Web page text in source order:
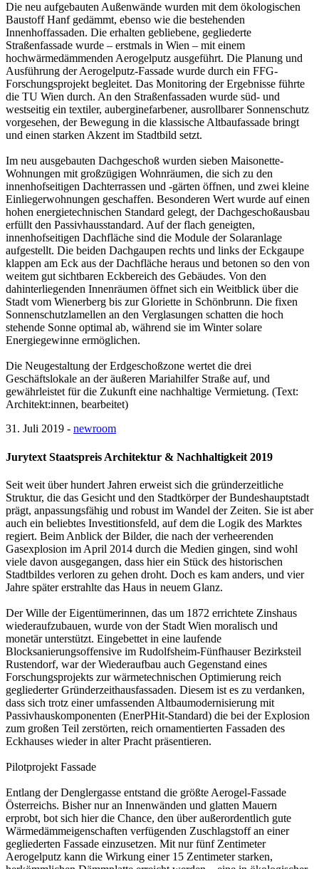
Die neu aufgebauten Außenwände wurden mit dem ökologischen
Baustoff Hanf gedämmt, ebenso wie die bestehenden
Innenhoffassaden. Die erhalten gebliebene, gegliederte
Straßenfassade wurde – erstmals in Wien – mit einem
hochwärmedämmenden Aerogelputz ausgeführt. Die Planung und
Ausführung der Aerogelputz-Fassade wurde durch ein FFG-
Forschungsprojekt begleitet. Das Monitoring der Ergebnisse führte
die TU Wien durch. An den Straßenfassaden wurde süd- und
westseitig ein textiler, auberginefarbener, ausrollbarer Sonnenschutz
vorgesehen, der Bewegung in die klassische Altbaufassade bringt
und einen starken Akzent im Stadtbild setzt.
Im neu ausgebauten Dachgeschoß wurden sieben Maisonette-
Wohnungen mit großzügigen Wohnräumen, die sich zu den
innenhofseitigen Dachterrassen und -gärten öffnen, und zwei kleine
Einliegerwohnungen geschaffen. Besonderen Wert wurde auf einen
hohen energietechnischen Standard gelegt, der Dachgeschoßausbau
erfüllt den Passivhausstandard. Auf der flach geneigten,
innenhofseitigen Dachfläche sind die Module der Solaranlage
aufgestellt. Die beiden Dachgaupen rechts und links der Eckgaupe
klappen am Eck aus der Dachfläche heraus und betonen so den von
weitem gut sichtbaren Eckbereich des Gebäudes. Von den
dahinterliegenden Innenräumen öffnet sich ein Weitblick über die
Stadt vom Wienerberg bis zur Gloriette in Schönbrunn. Die fixen
Sonnenschutzlamellen an den Verglasungen schatten die hoch
stehende Sonne optimal ab, während sie im Winter solare
Energiegewinne ermöglichen.
Die Neugestaltung der Erdgeschoßzone wertet die drei
Geschäftslokale an der äußeren Mariahilfer Straße auf, und
gewährleistet für die Zukunft eine nachhaltige Vermietung. (Text:
Architekt:innen, bearbeitet)
31. Juli 2019 - newroom
Jurytext Staatspreis Architektur & Nachhaltigkeit 2019
Seit weit über hundert Jahren erweist sich die gründerzeitliche
Struktur, die das Gesicht und den Stadtkörper der Bundeshauptstadt
prägt, anpassungsfähig und robust im Wandel der Zeiten. Sie ist aber
auch ein beliebtes Investitionsfeld, auf dem die Logik des Marktes
regiert. Beim Anblick der Bilder, die nach der verheerenden
Gasexplosion im April 2014 durch die Medien gingen, sind wohl
viele davon ausgegangen, dass hier ein Stück des historischen
Stadtbildes verloren zu gehen droht. Doch es kam anders, und vier
Jahre später erstrahlte das Haus in neuem Glanz.
Der Wille der Eigentümerinnen, das um 1872 errichtete Zinshaus
wiederaufzubauen, wurde von der Stadt Wien moralisch und
monetär unterstützt. Eingebettet in eine laufende
Blocksanierungsoffensive im Rudolfsheim-Fünfhauser Bezirksteil
Rustendorf, war der Wiederaufbau auch Gegenstand eines
Forschungsprojekts zur wärmetechnischen Optimierung reich
gegliederter Gründerzeithausfassaden. Diesem ist es zu verdanken,
dass sich trotz einer umfassenden Altbaumodernisierung mit
Passivhauskomponenten (EnerPHit-Standard) die bei der Explosion
zum großen Teil zerstörten, reich ornamentierten Fassaden des
Eckhauses wieder in alter Pracht präsentieren.
Pilotprojekt Fassade
Entlang der Denglergasse entstand die größte Aerogel-Fassade
Österreichs. Bisher nur an Innenwänden und glatten Mauern
erprobt, bot sich hier die Chance, den über außerordentlich gute
Wärmedämmeigenschaften verfügenden Zuschlagstoff an einer
gegliederten Fassade einzusetzen. Mit nur fünf Zentimeter
Aerogelputz kann die Wirkung einer 15 Zentimeter starken,